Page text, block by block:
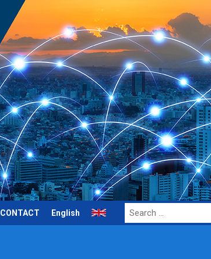
CONTACT English
Search
for: